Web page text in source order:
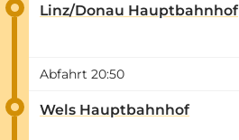
Linz/Donau Hauptbahnhof
Abfahrt 20:50
Wels Hauptbahnhof